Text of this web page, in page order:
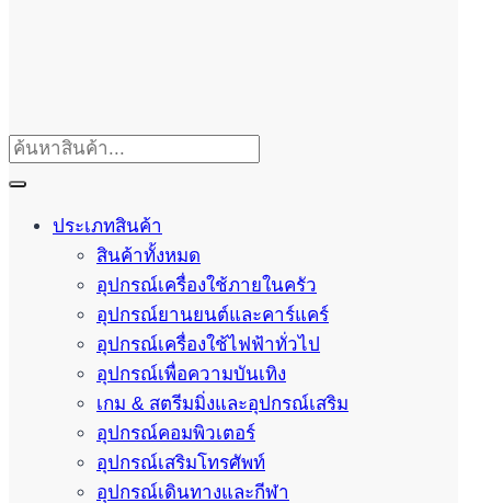
ประเภทสินค้า
สินค้าทั้งหมด
อุปกรณ์เครื่องใช้ภายในครัว
อุปกรณ์ยานยนต์และคาร์แคร์
อุปกรณ์เครื่องใช้ไฟฟ้าทั่วไป
อุปกรณ์เพื่อความบันเทิง
เกม & สตรีมมิ่งและอุปกรณ์เสริม
อุปกรณ์คอมพิวเตอร์
อุปกรณ์เสริมโทรศัพท์
อุปกรณ์เดินทางและกีฬา